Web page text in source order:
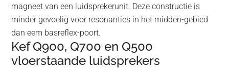
magneet van een luidsprekerunit. Deze constructie is
minder gevoelig voor resonanties in het midden-gebied
dan eem basreflex-poort.
Kef Q900, Q700 en Q500
vloerstaande luidsprekers